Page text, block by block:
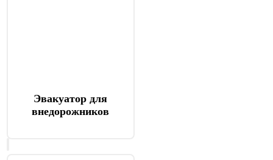
Эвакуатор для
внедорожников